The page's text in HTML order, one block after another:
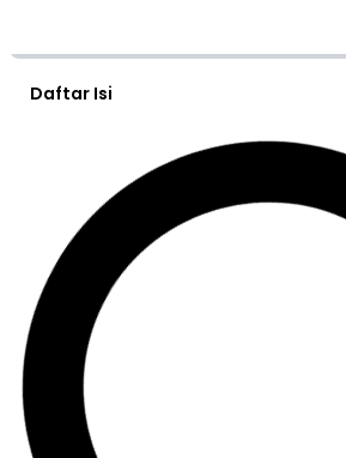
Daftar Isi